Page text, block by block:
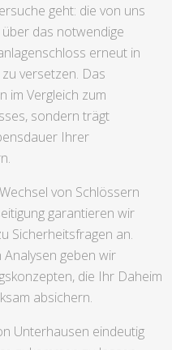
geht: die von uns
das notwendige
erneut in
versetzen. Das
im Vergleich zum
sondern trägt
Ihrer
von Schlössern
garantieren wir
Sicherheitsfragen an.
geben wir
die Ihr Daheim
absichern.
Unterhausen eindeutig